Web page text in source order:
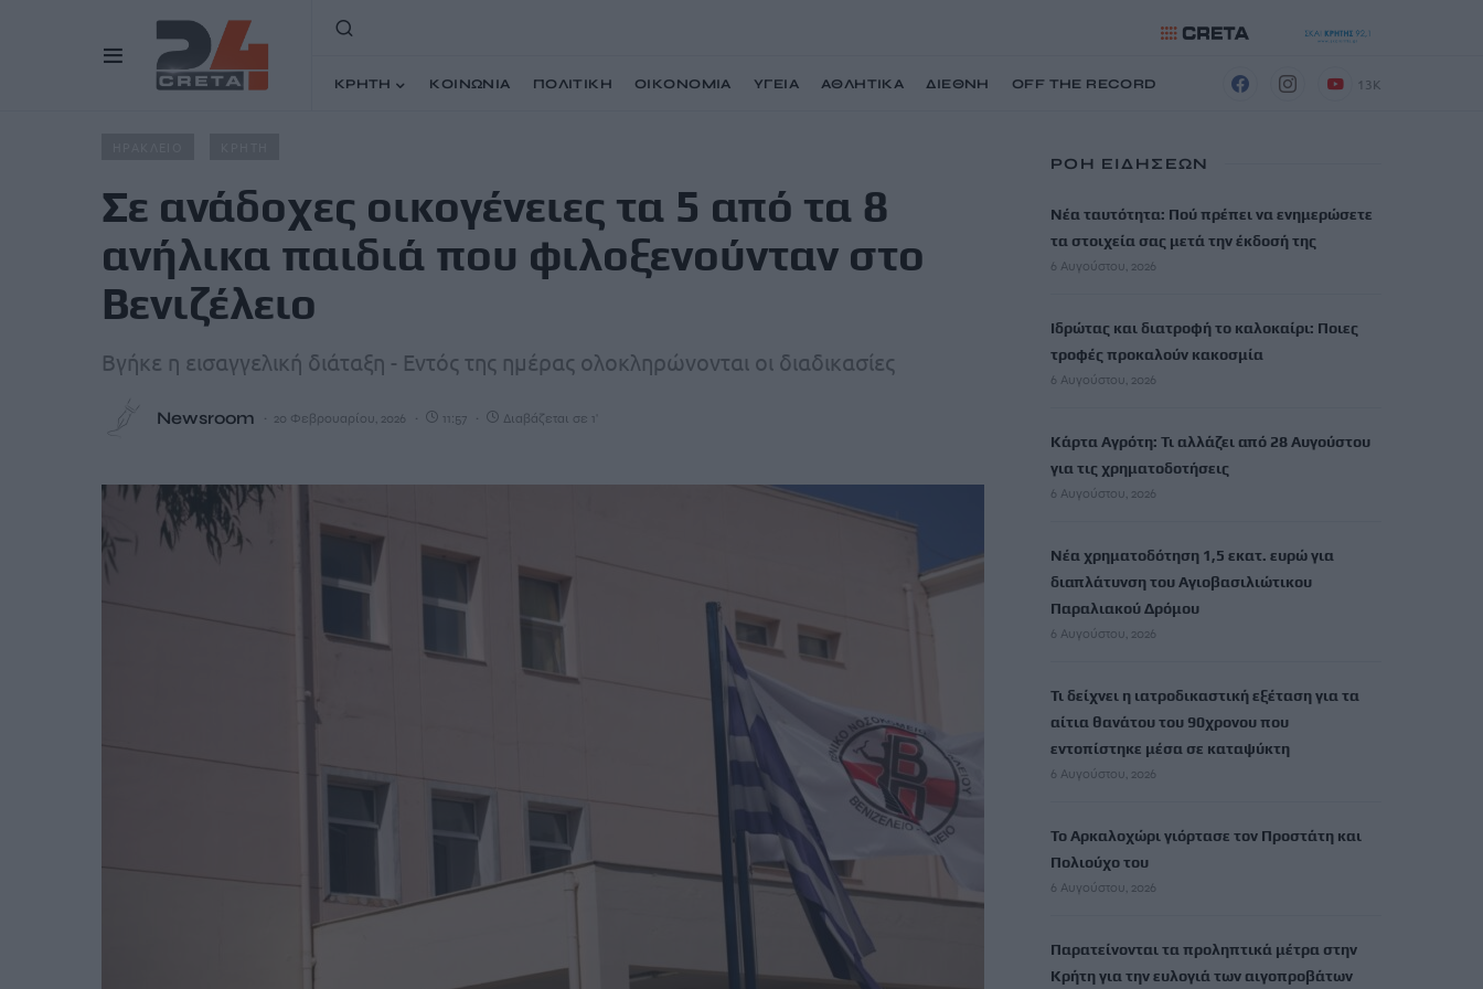
ΚΡΗΤΗ ΚΟΙΝΩΝΙΑ ΠΟΛΙΤΙΚΗ ΟΙΚΟΝΟΜΙΑ ΥΓΕΙΑ ΑΘΛΗΤΙΚΑ ΔΙΕΘΝΗ OFF THE RECORD 13K
Άρθρα Σε ανάδοχες οικογένειες τα 5 από τα 8 ανήλικα παιδιά που φιλοξενούνταν στο Βενιζέλειο
Σε ανάδοχες οικογένειες τα 5 από τα 8
ανήλικα παιδιά που φιλοξενούνταν στο
Βενιζέλειο
Βγήκε η εισαγγελική διάταξη - Εντός της ημέρας ολοκληρώνονται οι διαδικασίες
Newsroom 20 Φεβρουαρίου, 2026 11:57 Διαβάζεται σε 1'
ΡΟΗ ΕΙΔΗΣΕΩΝ
Νέα ταυτότητα: Πού πρέπει να ενημερώσετε
τα στοιχεία σας μετά την έκδοσή της
6 Αυγούστου, 2026
Ιδρώτας και διατροφή το καλοκαίρι: Ποιες
τροφές προκαλούν κακοσμία
6 Αυγούστου, 2026
Κάρτα Αγρότη: Τι αλλάζει από 28 Αυγούστου
για τις χρηματοδοτήσεις
6 Αυγούστου, 2026
Νέα χρηματοδότηση 1,5 εκατ. ευρώ για
διαπλάτυνση του Αγιοβασιλιώτικου
Παραλιακού Δρόμου
6 Αυγούστου, 2026
Τι δείχνει η ιατροδικαστική εξέταση για τα
αίτια θανάτου του 90χρονου που
εντοπίστηκε μέσα σε καταψύκτη
6 Αυγούστου, 2026
Το Αρκαλοχώρι γιόρτασε τον Προστάτη και
Πολιούχο του
6 Αυγούστου, 2026
Παρατείνονται τα προληπτικά μέτρα στην
Κρήτη για την ευλογιά των αιγοπροβάτων